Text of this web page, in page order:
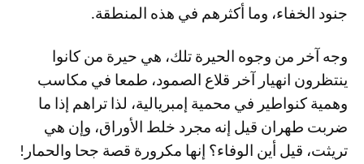
جنود الخفاء، وما أكثرهم في هذه المنطقة.
وجه آخر من وجوه الحيرة تلك، هي حيرة من كانوا
ينتظرون انهيار آخر قلاع الصمود، طمعا في مكاسب
وهمية كنواطير في محمية إمبريالية، لذا تراهم إذا ما
ضربت طهران قيل إنه مجرد خلط الأوراق، وإن هي
تريثت، قيل أين الوفاء؟ إنها مكرورة قصة جحا والحمار!